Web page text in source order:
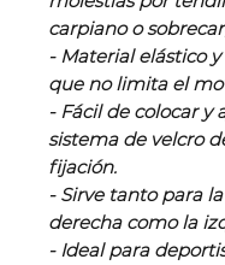
carpiano o
- Material elástico
que no limita el
- Fácil de colocar y
sistema de velcro
fijación.
- Sirve tanto para
derecha como la
- Ideal para